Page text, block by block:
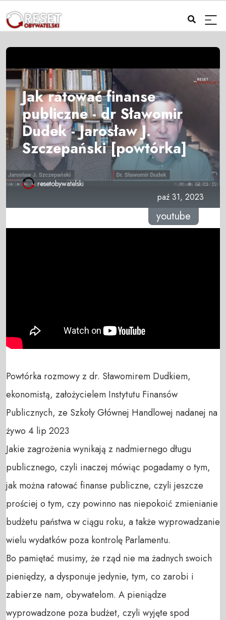
Jak ratować finanse
publiczne - dr Sławomir
Dudek - Jarosław J.
Szczepański [powtórka]
resetobywatelski
paź 31, 2023
youtube
Powtórka rozmowy z dr. Sławomirem Dudkiem,
ekonomistą, założycielem Instytutu Finansów
Publicznych, ze Szkoły Głównej Handlowej nadanej na
żywo 4 lip 2023
Jakie zagrożenia wynikają z nadmiernego długu
publicznego, czyli inaczej mówiąc pogadamy o tym,
jak można ratować finanse publiczne, czyli jeszcze
prościej o tym, czy powinno nas niepokoić zmienianie
budżetu państwa w ciągu roku, a także wyprowadzanie
wielu wydatków poza kontrolę Parlamentu.
Bo pamiętać musimy, że rząd nie ma żadnych swoich
pieniędzy, a dysponuje jedynie, tym, co zarobi i
zabierze nam, obywatelom. A pieniądze
wyprowadzone poza budżet, czyli wyjęte spod